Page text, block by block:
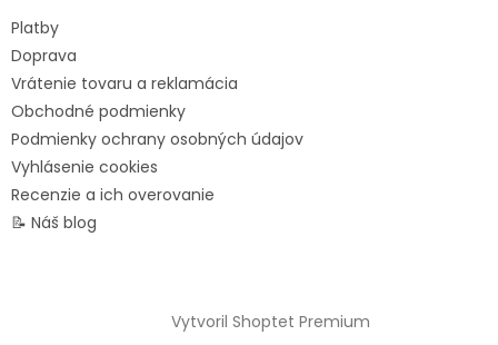
Platby
Doprava
Vrátenie tovaru a reklamácia
Obchodné podmienky
Podmienky ochrany osobných údajov
Vyhlásenie cookies
Recenzie a ich overovanie
📝 Náš blog
Vytvoril Shoptet Premium